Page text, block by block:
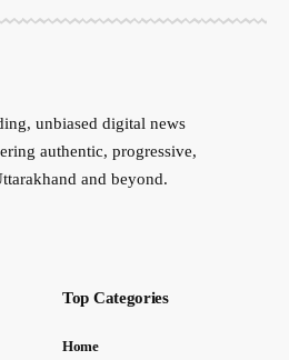
unbiased digital news
authentic, progressive,
and beyond.
Top Categories
Home